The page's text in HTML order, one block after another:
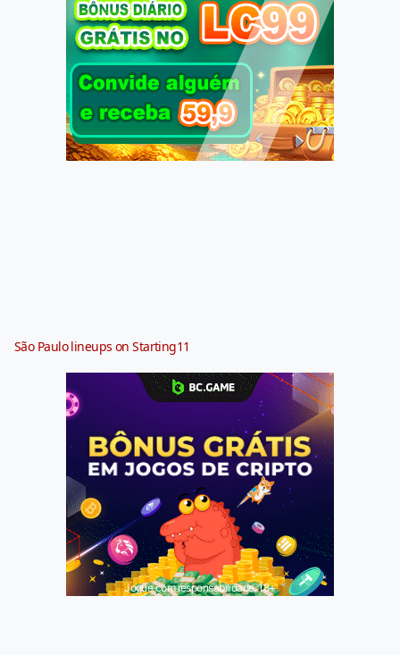
São Paulo lineups on Starting11
Jogue com responsabilidade. 18+